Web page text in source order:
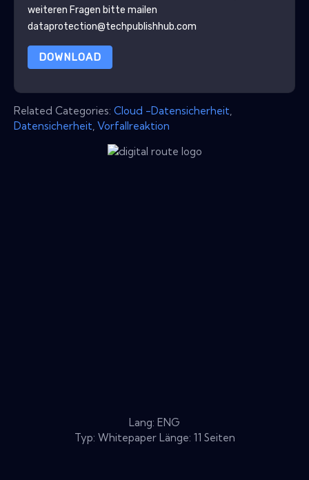
weiteren Fragen bitte mailen
dataprotection@techpublishhub.com
DOWNLOAD
Related Categories: Cloud -Datensicherheit
Datensicherheit Vorfallreaktion
Lang: ENG
Typ: Whitepaper Länge: 11 Seiten